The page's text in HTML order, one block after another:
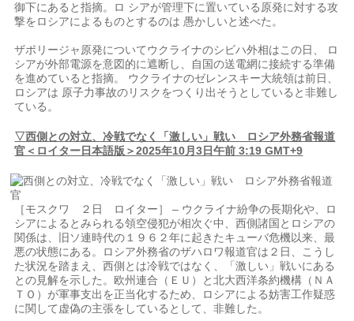
御下にあると指摘。ロ シアが管理下に置いている原発に対する攻
撃をロシアによるものとするのは 愚かしいと述べた。
ザポリージャ原発についてウクライナのシビハ外相はこの日、 ロ
シアが外部電源を意図的に遮断し、自国の送電網に接続する準備
を進めていると指摘。 ウクライナのゼレンスキー大統領は前日、
ロシアは 原子力事故のリスクをつくり出そうとしていると非難し
ている。
▽西側との対立、冷戦でなく「激しい」戦い ロシア外務省報道
官＜ロイター日本語版＞2025年10月3日午前 3:19 GMT+9
［モスクワ ２日 ロイター］ – ウクライナ紛争の長期化や、ロ
シアによるとみられる領空侵犯が相次ぐ中、西側諸国とロシアの
関係は、旧ソ連時代の１９６２年に起きたキューバ危機以来、最
悪の状態にある。ロシア外務省のザハロワ報道官は２日、こうし
た状況を踏まえ、西側とは冷戦ではなく、「激しい」戦いにある
との見解を示した。欧州連合（ＥＵ）と北大西洋条約機構（ＮＡ
ＴＯ）が軍事支出を正当化するため、ロシアによる妨害工作疑惑
に関して虚偽の主張をしているとして、非難した。